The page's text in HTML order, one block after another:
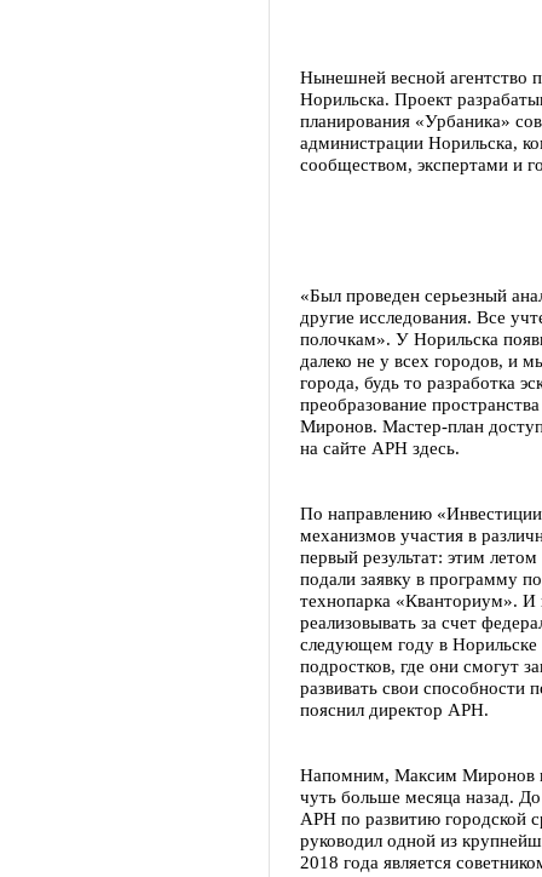
Нынешней весной агентство
Норильска. Проект
планирования «Урбаника»
администрации Норильска,
сообществом, экспертами и
«Был проведен серьезный
другие исследования. Все
полочкам». У Норильска
далеко не у всех городов, и
города, будь то разработка
преобразование
Миронов. Мастер-план
на сайте АРН здесь.
По направлению
механизмов участия в
первый результат: этим
подали заявку в программу
технопарка «Кванториум». И
реализовывать за счет
следующем году в Норильске
подростков, где они смогут
развивать свои способности
пояснил директор АРН.
Напомним, Максим Миронов
чуть больше месяца назад.
АРН по развитию городской
руководил одной из
2018 года является